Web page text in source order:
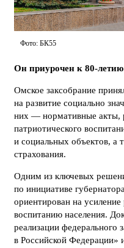
Фото: БК55
Он приурочен к 80-
Омское заксобрание
на развитие социально
них — нормативные акты,
патриотического
и социальных объектов, а
страхования.
Одним из ключевых
по инициативе
ориентирован на
воспитанию населения.
реализации федерального
в Российской Федерации»